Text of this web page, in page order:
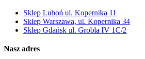
Sklep Luboń ul. Kopernika 11
Sklep Warszawa, ul. Kopernika 34
Sklep Gdańsk ul. Grobla IV 1C/2
Nasz adres